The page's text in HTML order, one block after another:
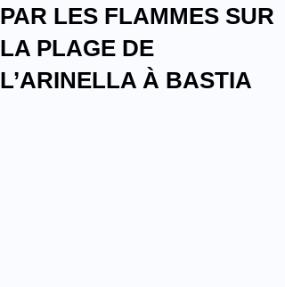
PAR LES FLAMMES SUR
LA PLAGE DE
L’ARINELLA À BASTIA